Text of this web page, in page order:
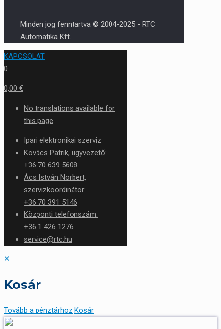
Minden jog fenntartva © 2004-2025 - RTC
Automatika Kft.
KAPCSOLAT
0
0,00 €
No translations available for
this page
Ipari elektronikai szerviz
Kovács Patrik, ügyvezető:
+36 70 639 5608
Ács István Norbert,
szervizkoordinátor:
+36 70 391 5146
Központi telefonszám:
+36 1 426 1276
service@rtc.hu
✕
Kosár
Tovább a pénztárhoz Kosár